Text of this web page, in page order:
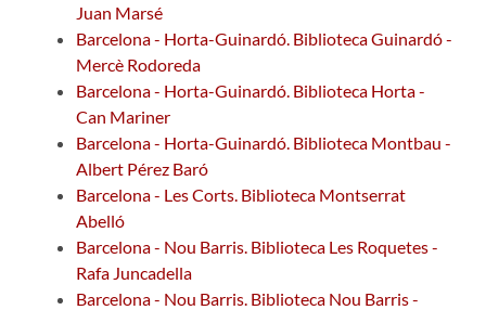
Juan Marsé
Barcelona - Horta-Guinardó. Biblioteca Guinardó -
Mercè Rodoreda
Barcelona - Horta-Guinardó. Biblioteca Horta -
Can Mariner
Barcelona - Horta-Guinardó. Biblioteca Montbau -
Albert Pérez Baró
Barcelona - Les Corts. Biblioteca Montserrat
Abelló
Barcelona - Nou Barris. Biblioteca Les Roquetes -
Rafa Juncadella
Barcelona - Nou Barris. Biblioteca Nou Barris -